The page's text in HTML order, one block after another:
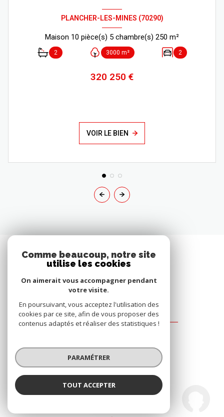
Agence Immo Reecht
PLANCHER-LES-MINES (70290)
Maison 10 pièce(s) 5 chambre(s) 250 m²
2 3000 m² 2
320 250 €
VOIR LE BIEN
Agence Immo Reecht
90000Belfort
03 84 21 78 91
eric@immoreecht.com
Comme beaucoup, notre site
utilise les cookies
On aimerait vous accompagner pendant
votre visite.
En poursuivant, vous acceptez l'utilisation des
cookies par ce site, afin de vous proposer des
contenus adaptés et réaliser des statistiques !
PARAMÉTRER
TOUT ACCEPTER